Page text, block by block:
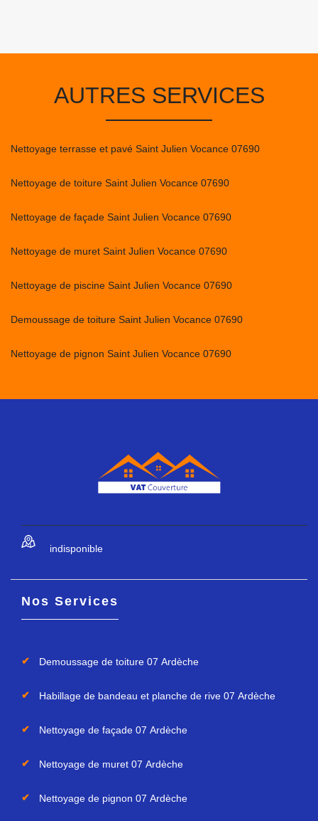
AUTRES SERVICES
Nettoyage terrasse et pavé Saint Julien Vocance 07690
Nettoyage de toiture Saint Julien Vocance 07690
Nettoyage de façade Saint Julien Vocance 07690
Nettoyage de muret Saint Julien Vocance 07690
Nettoyage de piscine Saint Julien Vocance 07690
Demoussage de toiture Saint Julien Vocance 07690
Nettoyage de pignon Saint Julien Vocance 07690
indisponible
Nos Services
Demoussage de toiture 07 Ardèche
Habillage de bandeau et planche de rive 07 Ardèche
Nettoyage de façade 07 Ardèche
Nettoyage de muret 07 Ardèche
Nettoyage de pignon 07 Ardèche